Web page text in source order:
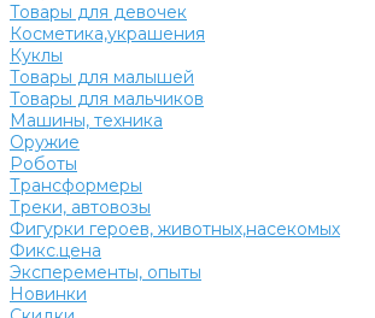
Товары для девочек
Косметика,украшения
Куклы
Товары для малышей
Товары для мальчиков
Машины, техника
Оружие
Роботы
Трансформеры
Треки, автовозы
Фигурки героев, животных,насекомых
Фикс.цена
Эксперементы, опыты
Новинки